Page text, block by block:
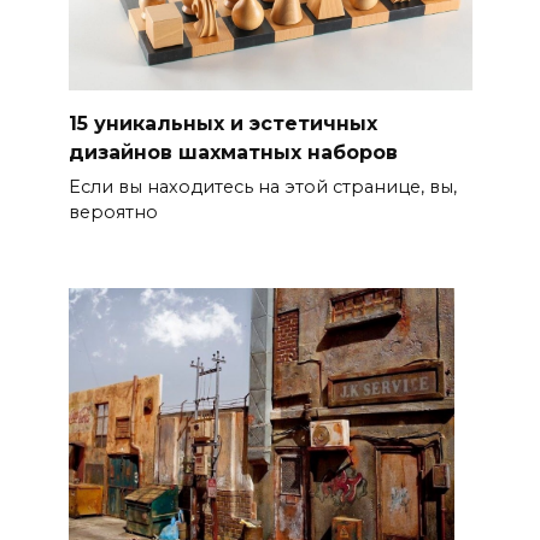
15 уникальных и эстетичных
дизайнов шахматных наборов
Если вы находитесь на этой странице, вы,
вероятно